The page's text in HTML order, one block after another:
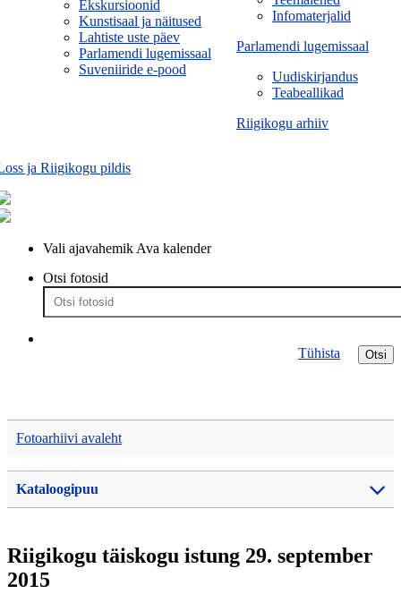
Infomaterjalid
Parlamendi lugemissaal
Uudiskirjandus
Teabeallikad
Riigikogu arhiiv
Ekskursioonid
Kunstisaal ja näitused
Lahtiste uste päev
Parlamendi lugemissaal
Suveniiride e-pood
ja Riigikogu pildis
Vali ajavahemik Ava kalender
Otsi fotosid
Otsi
Tühista
Fotoarhiivi avaleht
Kataloogipuu
Riigikogu täiskogu istung 29. september
2015